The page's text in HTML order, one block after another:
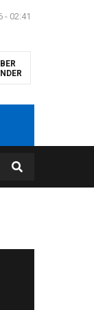
- 02:41